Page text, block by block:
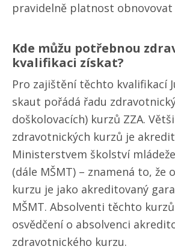
pravidelně platnost obnovovat
Kde můžu potřebnou
kvalifikaci získat?
Pro zajištění těchto kvalifikací
skaut pořádá řadu
doškolovacích) kurzů ZZA.
zdravotnických kurzů je
Ministerstvem školství
(dále MŠMT) – znamená to, že
kurzu je jako akreditovaný
MŠMT. Absolventi těchto
osvědčení o absolvenci
zdravotnického kurzu.